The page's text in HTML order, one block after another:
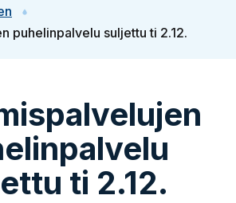
puhelinpalvelu suljettu ti 2.12.
ti 2.12.